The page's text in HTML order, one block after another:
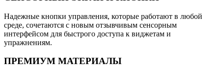
Надежные кнопки управления, которые работают в любой
среде, сочетаются с новым отзывчивым сенсорным
интерфейсом для быстрого доступа к виджетам и
упражнениям.
ПРЕМИУМ МАТЕРИАЛЫ